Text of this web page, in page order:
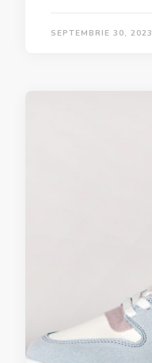
SEPTEMBRIE 30, 2023